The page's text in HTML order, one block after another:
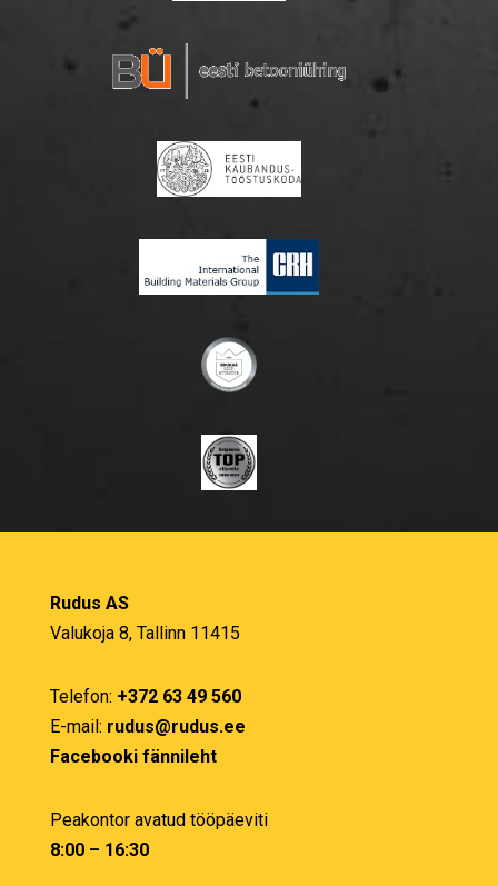
Rudus AS
Valukoja 8, Tallinn 11415
Telefon: +372 63 49 560
E-mail: rudus@rudus.ee
Facebooki fännileht
Peakontor avatud tööpäeviti
8:00 – 16:30